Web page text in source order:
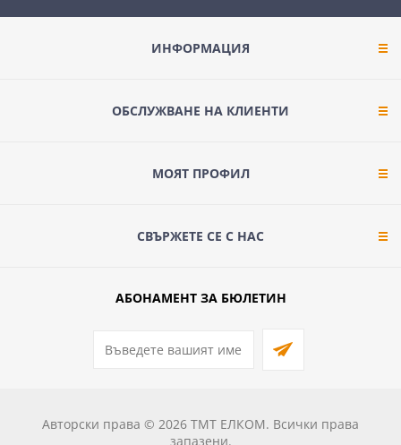
ИНФОРМАЦИЯ
ОБСЛУЖВАНЕ НА КЛИЕНТИ
МОЯТ ПРОФИЛ
СВЪРЖЕТЕ СЕ С НАС
АБОНАМЕНТ ЗА БЮЛЕТИН
Авторски права © 2026 ТМТ ЕЛКОМ. Всички права
запазени.